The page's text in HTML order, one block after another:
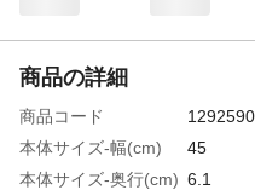
商品の詳細
商品コード
本体サイズ-幅(cm)
45
本体サイズ-奥行(cm) 6.1